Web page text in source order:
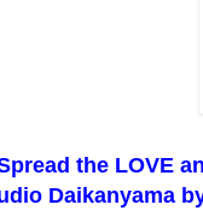
Spread the LOVE
Daikanyama